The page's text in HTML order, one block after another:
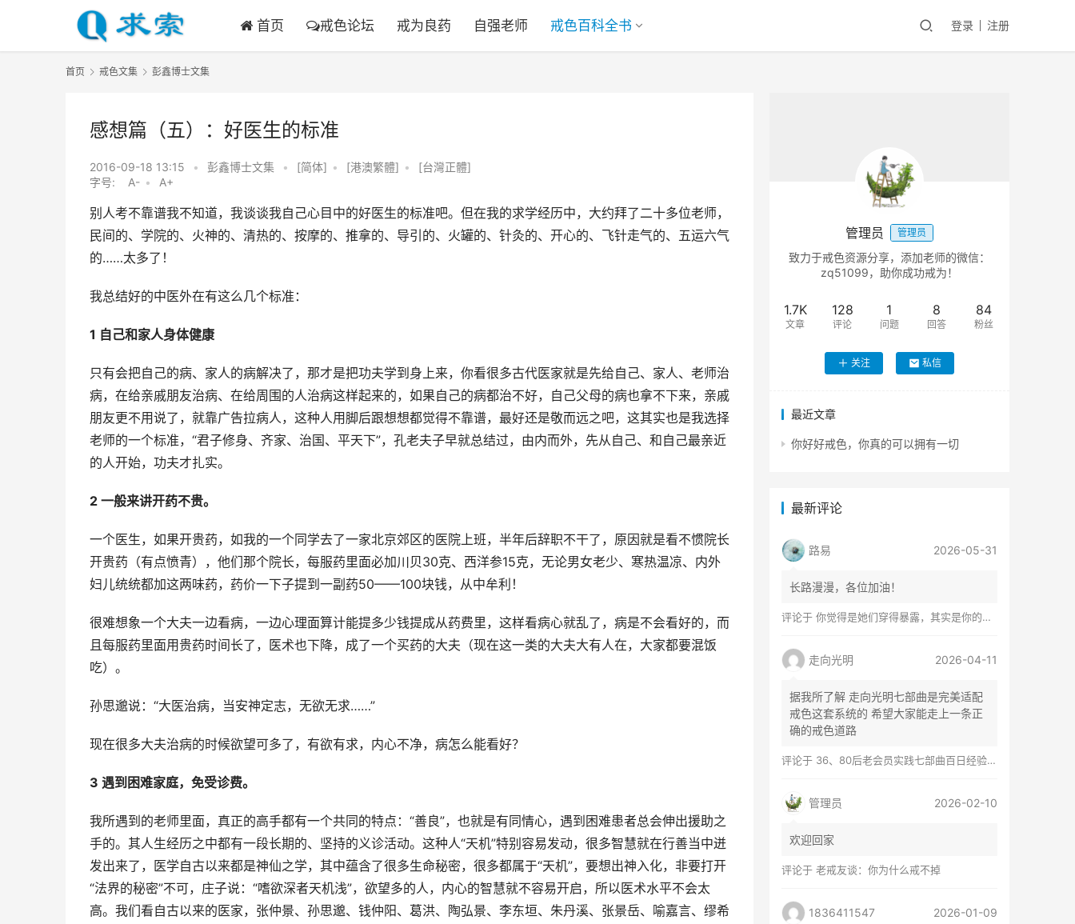
首页 戒色论坛 戒为良药 自强老师 戒色百科全书 登录 注册
首页 戒色文集 彭鑫博士文集
感想篇（五）：好医生的标准
2016-09-18 13:15 • 彭鑫博士文集 • [简体] • [港澳繁體] •
[台灣正體]
字号:
A- • A+
别人考不靠谱我不知道，我谈谈我自己心目中的好医生的标准吧。但在我的求学经历中，大约拜了二十多位老师，
民间的、学院的、火神的、清热的、按摩的、推拿的、导引的、火罐的、针灸的、开心的、飞针走气的、五运六气
的……太多了！
我总结好的中医外在有这么几个标准：
1 自己和家人身体健康
只有会把自己的病、家人的病解决了，那才是把功夫学到身上来，你看很多古代医家就是先给自己、家人、老师治
病，在给亲戚朋友治病、在给周围的人治病这样起来的，如果自己的病都治不好，自己父母的病也拿不下来，亲戚
朋友更不用说了，就靠广告拉病人，这种人用脚后跟想想都觉得不靠谱，最好还是敬而远之吧，这其实也是我选择
老师的一个标准，“君子修身、齐家、治国、平天下”，孔老夫子早就总结过，由内而外，先从自己、和自己最亲近
的人开始，功夫才扎实。
2 一般来讲开药不贵。
一个医生，如果开贵药，如我的一个同学去了一家北京郊区的医院上班，半年后辞职不干了，原因就是看不惯院长
开贵药（有点愤青），他们那个院长，每服药里面必加川贝30克、西洋参15克，无论男女老少、寒热温凉、内外
妇儿统统都加这两味药，药价一下子提到一副药50——100块钱，从中牟利！
很难想象一个大夫一边看病，一边心理面算计能提多少钱提成从药费里，这样看病心就乱了，病是不会看好的，而
且每服药里面用贵药时间长了，医术也下降，成了一个买药的大夫（现在这一类的大夫大有人在，大家都要混饭
吃）。
孙思邈说：“大医治病，当安神定志，无欲无求……”
现在很多大夫治病的时候欲望可多了，有欲有求，内心不净，病怎么能看好？
3 遇到困难家庭，免受诊费。
我所遇到的老师里面，真正的高手都有一个共同的特点：“善良”，也就是有同情心，遇到困难患者总会伸出援助之
手的。其人生经历之中都有一段长期的、坚持的义诊活动。这种人“天机”特别容易发动，很多智慧就在行善当中迸
发出来了，医学自古以来都是神仙之学，其中蕴含了很多生命秘密，很多都属于“天机”，要想出神入化，非要打开
“法界的秘密”不可，庄子说：“嗜欲深者天机浅”，欲望多的人，内心的智慧就不容易开启，所以医术水平不会太
高。我们看自古以来的医家，张仲景、孙思邈、钱仲阳、葛洪、陶弘景、李东垣、朱丹溪、张景岳、喻嘉言、缪希
管理员 管理员
致力于戒色资源分享，添加老师的微信：
zq51099，助你成功戒为！
1.7K
文章
128
评论
1
问题
8
回答
84
粉丝
关注 私信
最近文章
你好好戒色，你真的可以拥有一切
最新评论
路易 2026-05-31
长路漫漫，各位加油！
评论于 你觉得是她们穿得暴露，其实是你的心在着火
走向光明 2026-04-11
据我所了解 走向光明七部曲是完美适配
戒色这套系统的 希望大家能走上一条正
确的戒色道路
评论于 36、80后老会员实践七部曲百日经验谈兼苦口忠言
管理员 2026-02-10
欢迎回家
评论于 老戒友谈：你为什么戒不掉
1836411547 2026-01-09